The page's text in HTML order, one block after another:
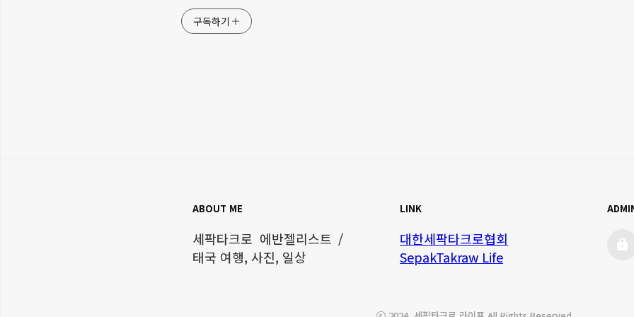
구독하기
ABOUT ME
세팍타크로 에반젤리스트 /
태국 여행, 사진, 일상
LINK
대한세팍타크로협회
SepakTakraw Life
admin